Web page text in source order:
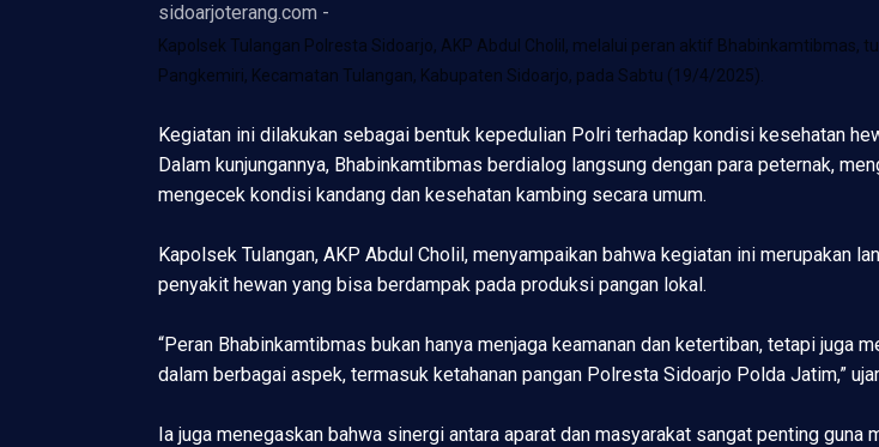
sidoarjoterang.com -
Kapolsek Tulangan Polresta Sidoarjo, AKP Abdul Cholil, melalui peran aktif Bhabinkamtibmas,
Pangkemiri, Kecamatan Tulangan, Kabupaten Sidoarjo, pada Sabtu (19/4/2025).
Kegiatan ini dilakukan sebagai bentuk kepedulian Polri terhadap kondisi kesehatan
Dalam kunjungannya, Bhabinkamtibmas berdialog langsung dengan para peternak,
mengecek kondisi kandang dan kesehatan kambing secara umum.
Kapolsek Tulangan, AKP Abdul Cholil, menyampaikan bahwa kegiatan ini merupakan
penyakit hewan yang bisa berdampak pada produksi pangan lokal.
“Peran Bhabinkamtibmas bukan hanya menjaga keamanan dan ketertiban, tetapi juga
dalam berbagai aspek, termasuk ketahanan pangan Polresta Sidoarjo Polda Jatim,”
Ia juga menegaskan bahwa sinergi antara aparat dan masyarakat sangat penting